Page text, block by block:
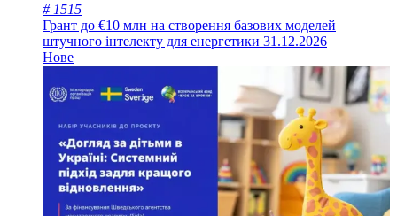
# 1515
Грант до €10 млн на створення базових моделей
штучного інтелекту для енергетики 31.12.2026
Нове